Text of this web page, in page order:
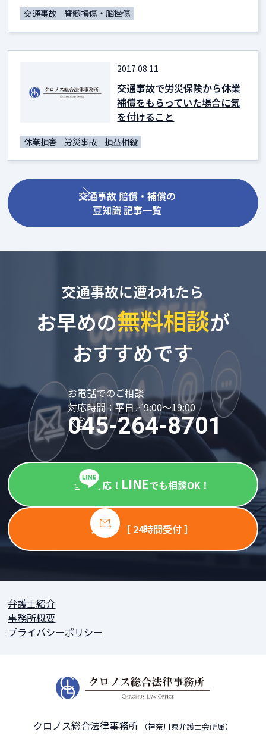
交通事故 脊髄損傷・脳挫傷
2017.08.11
交通事故で労災保険から休業
補償をもらっていた場合に気
を付けること
休業損害 労災事故 損益相殺
交通事故 賠償・補償の
豆知識 記事一覧
交通事故に遭われたら
お早めの無料相談が
おすすめです
お電話でのご相談
対応時間：平日／9:00～19:00
045-264-8701
全国対応！ LINEでも相談OK！
メール ［ 24時間受付 ］
弁護士紹介
事務所概要
プライバシーポリシー
クロノス総合法律事務所 （神奈川県弁護士会所属）